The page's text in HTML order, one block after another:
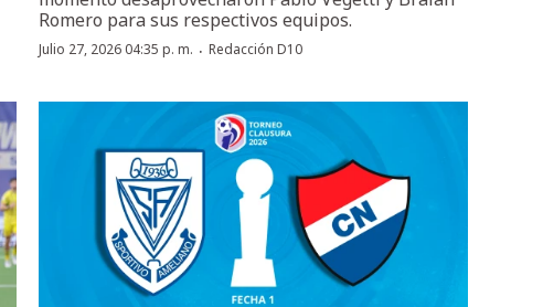
Romero para sus respectivos equipos.
Julio 27, 2026 04:35 p. m. · Redacción D10